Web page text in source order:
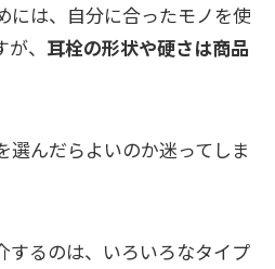
には、自分に合ったモノを使
、 耳栓の形状や硬さは商品
選んだらよいのか迷ってしま
するのは、いろいろなタイプ